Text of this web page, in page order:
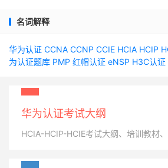
名词解释
华为认证 CCNA CCNP CCIE HCIA HCIP
为认证题库 PMP 红帽认证 eNSP H3C认证
华为认证考试大纲
HCIA-HCIP-HCIE考试大纲、培训教材